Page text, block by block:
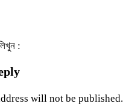
:
will not be published.